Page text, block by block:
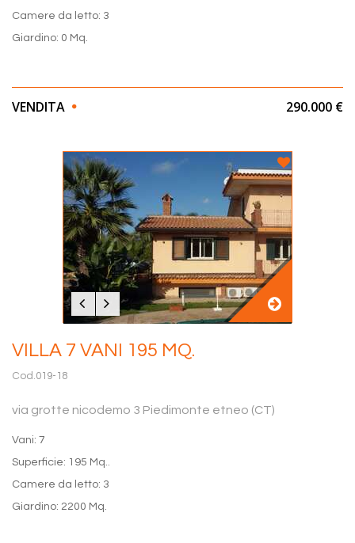
Camere da letto: 3
Giardino: 0 Mq.
VENDITA 290.000 €
VILLA 7 VANI 195 MQ.
Cod.019-18
via grotte nicodemo 3 Piedimonte etneo (CT)
Vani: 7
Superficie: 195 Mq..
Camere da letto: 3
Giardino: 2200 Mq.